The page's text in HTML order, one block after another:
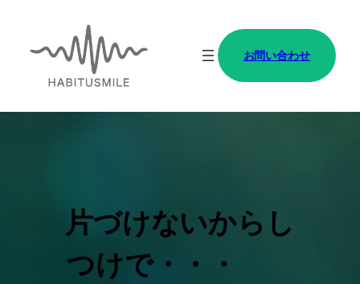
キ
お問い合わせ
片づけないからし
つけで・・・